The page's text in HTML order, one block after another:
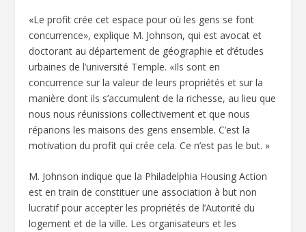
«Le profit crée cet espace pour où les gens se font
concurrence», explique M. Johnson, qui est avocat et
doctorant au département de géographie et d’études
urbaines de l’université Temple. «Ils sont en
concurrence sur la valeur de leurs propriétés et sur la
manière dont ils s’accumulent de la richesse, au lieu que
nous nous réunissions collectivement et que nous
réparions les maisons des gens ensemble. C’est la
motivation du profit qui crée cela. Ce n’est pas le but. »
M. Johnson indique que la Philadelphia Housing Action
est en train de constituer une association à but non
lucratif pour accepter les propriétés de l’Autorité du
logement et de la ville. Les organisateurs et les